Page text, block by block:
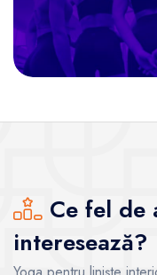
Ce fel de
interesează?